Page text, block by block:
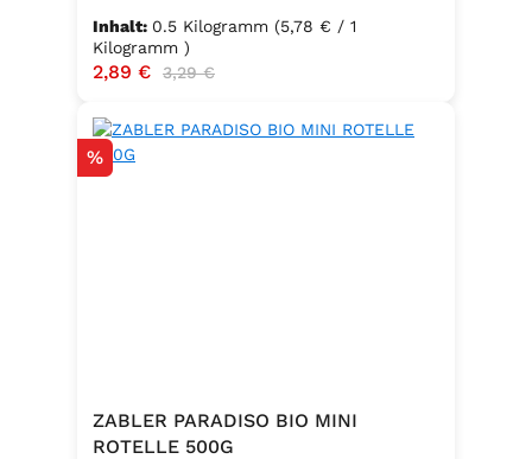
Inhalt: 0.5 Kilogramm (5,78 € / 1
Kilogramm )
Verkaufspreis:
2,89 € Regulärer Preis:
3,29 €
Rabatt
%
ZABLER PARADISO BIO MINI
ROTELLE 500G